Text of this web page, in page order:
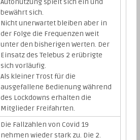
Autonutzung spielt sich ein und
bewährt sich.
Nicht unerwartet bleiben aber in
der Folge die Frequenzen weit
unter den bisherigen Werten. Der
Einsatz des Telebus 2 erübrigte
sich vorläufig.
Als kleiner Trost für die
ausgefallene Bedienung während
des Lockdowns erhalten die
Mitglieder Freifahrten.
Die Fallzahlen von Covid 19
nehmen wieder stark zu. Die 2.